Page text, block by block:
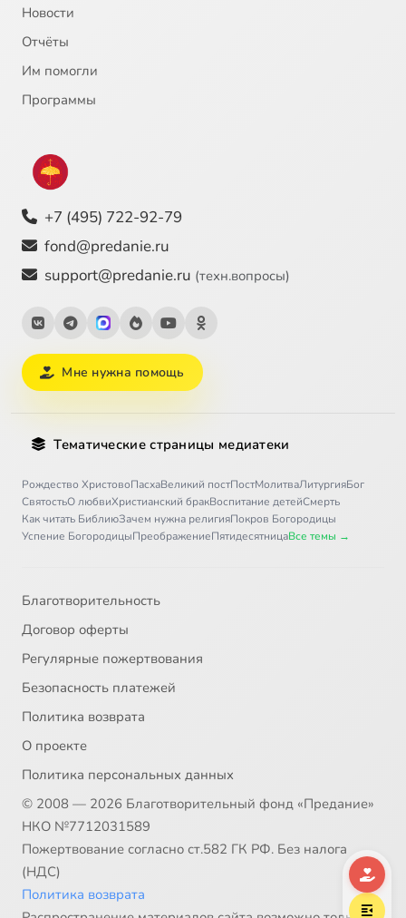
Новости
Отчёты
Им помогли
Программы
+7 (495) 722-92-79
fond@predanie.ru
support@predanie.ru (техн.вопросы)
Мне нужна помощь
Тематические страницы медиатеки
Рождество ХристовоПасхаВеликий постПостМолитваЛитургияБог
СвятостьО любвиХристианский бракВоспитание детейСмерть
Как читать БиблиюЗачем нужна религияПокров Богородицы
Успение БогородицыПреображениеПятидесятницаВсе темы →
Благотворительность
Договор оферты
Регулярные пожертвования
Безопасность платежей
Политика возврата
О проекте
Политика персональных данных
© 2008 — 2026 Благотворительный фонд «Предание»
НКО №7712031589
Пожертвование согласно ст.582 ГК РФ. Без налога
(НДС)
Политика возврата